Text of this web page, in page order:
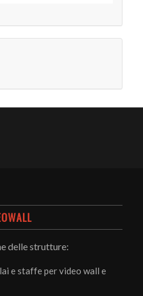
delle strutture:
e staffe per video wall e